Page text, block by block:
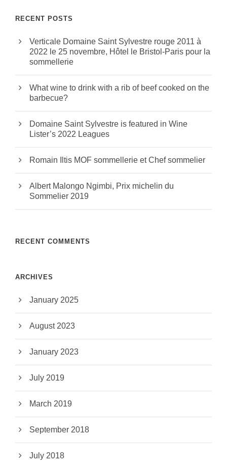
RECENT POSTS
Verticale Domaine Saint Sylvestre rouge 2011 à
2022 le 25 novembre, Hôtel le Bristol-Paris pour la
sommellerie
What wine to drink with a rib of beef cooked on the
barbecue?
Domaine Saint Sylvestre is featured in Wine
Lister’s 2022 Leagues
Romain Iltis MOF sommellerie et Chef sommelier
Albert Malongo Ngimbi, Prix michelin du
Sommelier 2019
RECENT COMMENTS
ARCHIVES
January 2025
August 2023
January 2023
July 2019
March 2019
September 2018
July 2018